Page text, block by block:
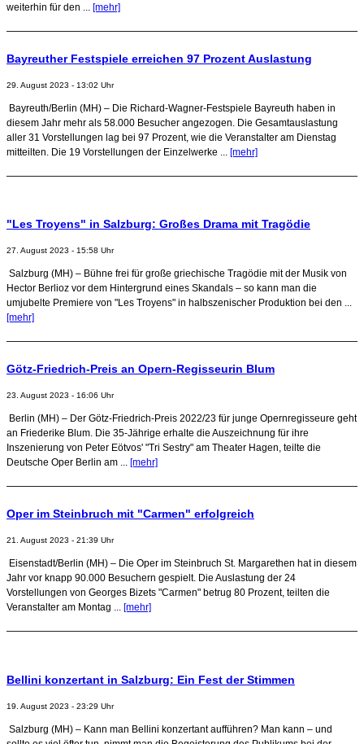
weiterhin für den ... [mehr]
Bayreuther Festspiele erreichen 97 Prozent Auslastung
29. August 2023 - 13:02 Uhr
Bayreuth/Berlin (MH) – Die Richard-Wagner-Festspiele Bayreuth haben in
diesem Jahr mehr als 58.000 Besucher angezogen. Die Gesamtauslastung
aller 31 Vorstellungen lag bei 97 Prozent, wie die Veranstalter am Dienstag
mitteilten. Die 19 Vorstellungen der Einzelwerke ... [mehr]
"Les Troyens" in Salzburg: Großes Drama mit Tragödie
27. August 2023 - 15:58 Uhr
Salzburg (MH) – Bühne frei für große griechische Tragödie mit der Musik von
Hector Berlioz vor dem Hintergrund eines Skandals – so kann man die
umjubelte Premiere von "Les Troyens" in halbszenischer Produktion bei den ...
[mehr]
Götz-Friedrich-Preis an Opern-Regisseurin Blum
23. August 2023 - 16:06 Uhr
Berlin (MH) – Der Götz-Friedrich-Preis 2022/23 für junge Opernregisseure geht
an Friederike Blum. Die 35-Jährige erhalte die Auszeichnung für ihre
Inszenierung von Peter Eötvos' "Tri Sestry" am Theater Hagen, teilte die
Deutsche Oper Berlin am ... [mehr]
Oper im Steinbruch mit "Carmen" erfolgreich
21. August 2023 - 21:39 Uhr
Eisenstadt/Berlin (MH) – Die Oper im Steinbruch St. Margarethen hat in diesem
Jahr vor knapp 90.000 Besuchern gespielt. Die Auslastung der 24
Vorstellungen von Georges Bizets "Carmen" betrug 80 Prozent, teilten die
Veranstalter am Montag ... [mehr]
Bellini konzertant in Salzburg: Ein Fest der Stimmen
19. August 2023 - 23:29 Uhr
Salzburg (MH) – Kann man Bellini konzertant aufführen? Man kann – und